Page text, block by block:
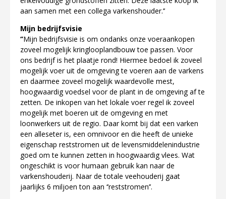
aan samen met een collega varkenshouder.’’
Mijn bedrijfsvisie
‘’Mijn bedrijfsvisie is om ondanks onze voeraankopen
zoveel mogelijk kringlooplandbouw toe passen. Voor
ons bedrijf is het plaatje rond! Hiermee bedoel ik zoveel
mogelijk voer uit de omgeving te voeren aan de varkens
en daarmee zoveel mogelijk waardevolle mest,
hoogwaardig voedsel voor de plant in de omgeving af te
zetten. De inkopen van het lokale voer regel ik zoveel
mogelijk met boeren uit de omgeving en met
loonwerkers uit de regio. Daar komt bij dat een varken
een alleseter is, een omnivoor en die heeft de unieke
eigenschap reststromen uit de levensmiddelenindustrie
goed om te kunnen zetten in hoogwaardig vlees. Wat
ongeschikt is voor humaan gebruik kan naar de
varkenshouderij. Naar de totale veehouderij gaat
jaarlijks 6 miljoen ton aan ‘’reststromen’’.